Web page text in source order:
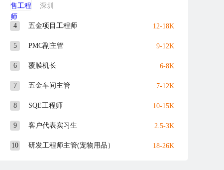
深圳
4 五金项目工程师 12-18K
5 PMC副主管 9-12K
6 覆膜机长 6-8K
7 五金车间主管 7-12K
8 SQE工程师 10-15K
9 客户代表实习生 2.5-3K
10 研发工程师主管(宠物用品） 18-26K